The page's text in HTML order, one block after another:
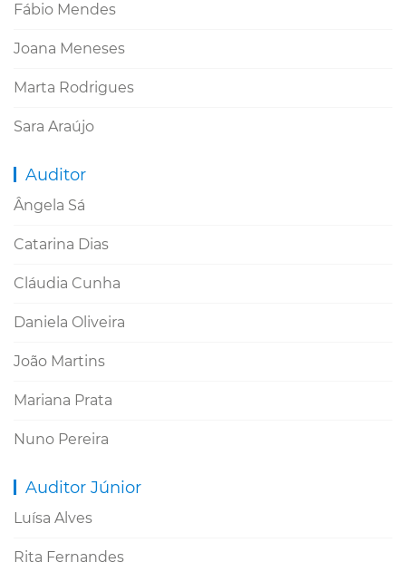
Fábio Mendes
Joana Meneses
Marta Rodrigues
Sara Araújo
Auditor
Ângela Sá
Catarina Dias
Cláudia Cunha
Daniela Oliveira
João Martins
Mariana Prata
Nuno Pereira
Auditor Júnior
Luísa Alves
Rita Fernandes